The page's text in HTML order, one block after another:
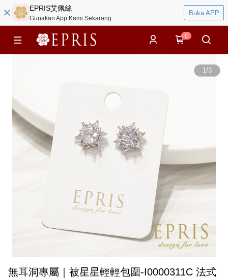
EPRIS艾佩絲
Gunakan App Kami Sekarang
Buka APP
0
1/3
無耳洞專屬｜被星星輕輕包圍-I0000311C 法式